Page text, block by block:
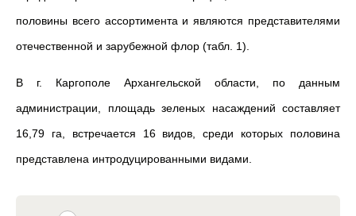
половины всего ассортимента и являются представителями
отечественной и зарубежной флор (табл. 1).
В г. Каргополе Архангельской области, по данным
администрации, площадь зеленых насаждений составляет
16,79 га, встречается 16 видов, среди которых половина
представлена интродуцированными видами.